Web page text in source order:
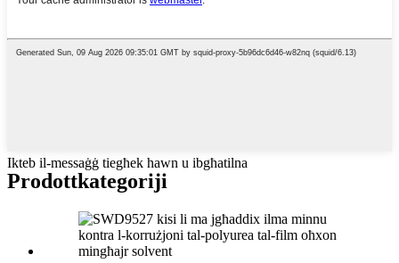
Ikteb il-messaġġ tiegħek hawn u ibgħatilna
Prodottkategoriji